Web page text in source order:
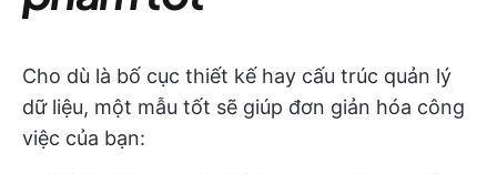
Cho dù là bố cục thiết kế hay cấu trúc quản lý
dữ liệu, một mẫu tốt sẽ giúp đơn giản hóa công
việc của bạn: